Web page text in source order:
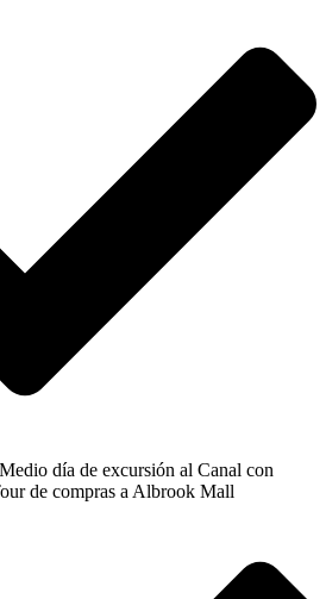
día de excursión al Canal con
de compras a Albrook Mall